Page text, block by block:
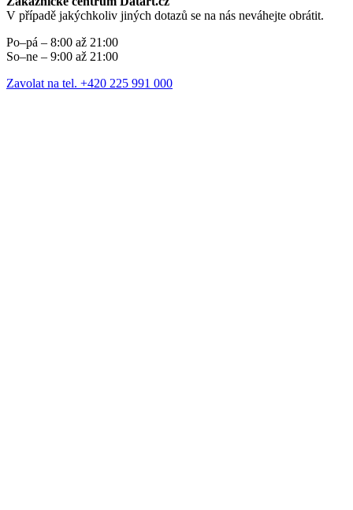
V případě jakýchkoliv jiných dotazů se na nás neváhejte obrátit.
Po–pá – 8:00 až 21:00
So–ne – 9:00 až 21:00
Zavolat na tel. +420 225 991 000